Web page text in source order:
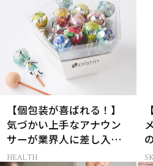
【個包装が喜ばれる！】
気づかい上手なアナウン
サーが業界人に差し入れ
る、気の利いた手土産3選
HEALTH